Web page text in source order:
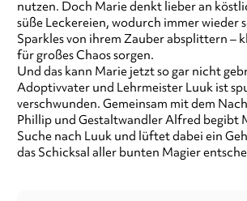
nutzen. Doch Marie denkt lieber an
süße Leckereien, wodurch immer wieder
Sparkles von ihrem Zauber absplittern –
für großes Chaos sorgen.
Und das kann Marie jetzt so gar nicht
Adoptivvater und Lehrmeister Luuk ist
verschwunden. Gemeinsam mit dem
Phillip und Gestaltwandler Alfred begibt
Suche nach Luuk und lüftet dabei ein
das Schicksal aller bunten Magier